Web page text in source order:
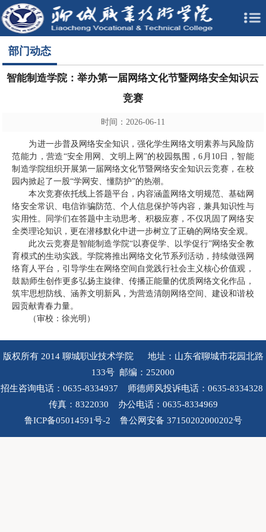
部门动态
智能制造学院：举办第一届网络文化节暨网络安全知识云
竞赛
时间：2026-06-11
为进一步普及网络安全知识，强化学生网络文明素养与风险防
范能力，营造“安全用网、文明上网”的校园氛围，6月10日，智能
制造学院组织开展第一届网络文化节暨网络安全知识云竞赛，在校
园内掀起了一股“学网安、懂防护”的热潮。
本次竞赛依托线上答题平台，内容涵盖网络文明规范、基础网
络安全常识、电信诈骗防范、个人信息保护等内容，兼具知识性与
实用性。同学们在答题中主动思考、积极应赛，不仅巩固了网络安
全类理论知识，更在潜移默化中进一步树立了正确的网络安全观。
此次云竞赛是智能制造学院“以赛促学、以学促行”网络安全教
育模式的生动实践。学院将推出网络文化节系列活动，持续做强网
络育人平台，引导学生在网络空间自觉践行社会主义核心价值观，
鼓励师生创作更多弘扬主旋律、传播正能量的优质网络文化作品，
筑牢思想防线、涵养文明新风，为营造清朗网络空间、建设和谐校
园贡献青春力量。
（审校：徐光明）
版权所有 2014 聊城职业技术学院 地址：山东省聊城市花园北路
133号 邮编：252000
招生咨询电话：0635-8334937 师德师风投诉电话：0635-8334328
传真：8322030 办公电话：0635-8334969
鲁ICP备05014591号-2 鲁公网安备 37150202000202号